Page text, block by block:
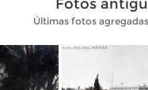
Fotos
Últimas fotos